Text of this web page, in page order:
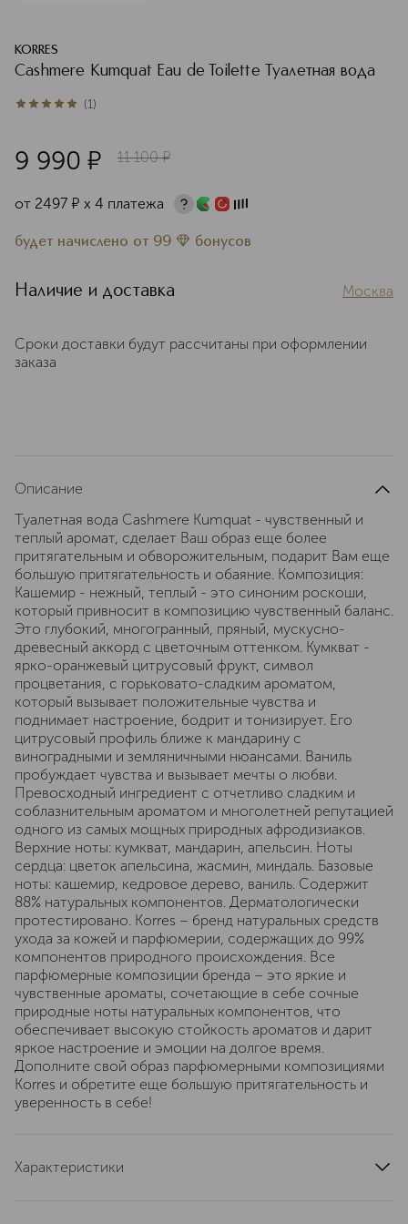
KORRES
Cashmere Kumquat Eau de Toilette Туалетная вода
5из 51 (1)
9 990 ¤ 11 100 ¤
от 2497 ¤ х 4 платежа
будет начислено от 99 бонусов
Наличие и доставка Москва
Сроки доставки будут рассчитаны при оформлении
заказа
Описание
Туалетная вода Cashmere Kumquat - чувственный и
теплый аромат, сделает Ваш образ еще более
притягательным и обворожительным, подарит Вам еще
большую притягательность и обаяние. Композиция:
Кашемир - нежный, теплый - это синоним роскоши,
который привносит в композицию чувственный баланс.
Это глубокий, многогранный, пряный, мускусно-
древесный аккорд с цветочным оттенком. Кумкват -
ярко-оранжевый цитрусовый фрукт, символ
процветания, с горьковато-сладким ароматом,
который вызывает положительные чувства и
поднимает настроение, бодрит и тонизирует. Его
цитрусовый профиль ближе к мандарину с
виноградными и земляничными нюансами. Ваниль
пробуждает чувства и вызывает мечты о любви.
Превосходный ингредиент с отчетливо сладким и
соблазнительным ароматом и многолетней репутацией
одного из самых мощных природных афродизиаков.
Верхние ноты: кумкват, мандарин, апельсин. Ноты
сердца: цветок апельсина, жасмин, миндаль. Базовые
ноты: кашемир, кедровое дерево, ваниль. Содержит
88% натуральных компонентов. Дерматологически
протестировано. Korres – бренд натуральных средств
ухода за кожей и парфюмерии, содержащих до 99%
компонентов природного происхождения. Все
парфюмерные композиции бренда – это яркие и
чувственные ароматы, сочетающие в себе сочные
природные ноты натуральных компонентов, что
обеспечивает высокую стойкость ароматов и дарит
яркое настроение и эмоции на долгое время.
Дополните свой образ парфюмерными композициями
Korres и обретите еще большую притягательность и
уверенность в себе!
Характеристики